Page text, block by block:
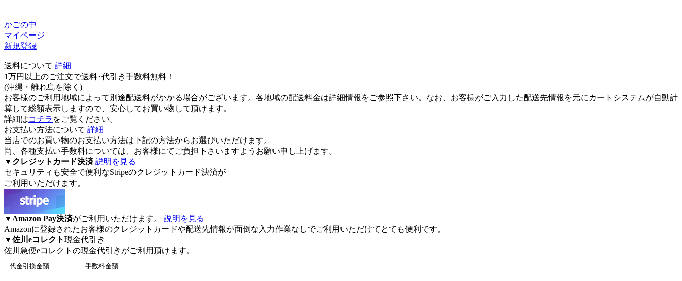
かごの中
マイページ
新規登録
送料について 詳細
1万円以上のご注文で送料･代引き手数料無料 ！
(沖縄・離れ島を除く)
お客様のご利用地域によって別途配送料がかかる場合がございます。各地域の配送料金は詳細情報をご参照下さい。なお、お客様がご入力した配送先情報を元にカートシステムが自動計
算して総額表示しますので、安心してお買い物して頂けます。
詳細はコチラ をご覧ください。
お支払い方法について 詳細
当店でのお買い物のお支払い方法は下記の方法からお選びいただけます。
尚、各種支払い手数料については、お客様にてご負担下さいますようお願い申し上げます。
▼ クレジットカード決済 説明を見る
セキュリティも安全で便利なStripeのクレジットカード決済が
ご利用いただけます。
▼ Amazon Pay決済がご利用いただけます。 説明を見る
Amazonに登録されたお客様のクレジットカードや配送先情報が面倒な入力作業なしでご利用いただけてとても便利です。
▼佐川eコレクト現金代引き
佐川急便eコレクト の現金代引きがご利用頂けます。
代金引換金額 手数料金額